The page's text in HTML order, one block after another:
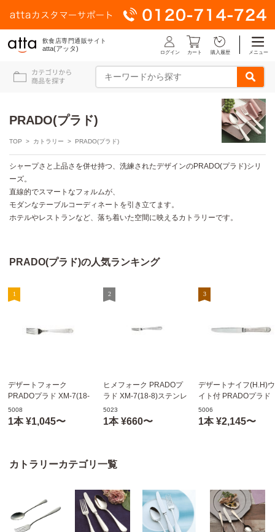
飲食店専門通販サイト
atta(アッタ) ログイン カート 購入履歴 メニュー
PRADO(プラド)
TOP > カトラリー > PRADO(プラド)
シャープさと上品さを併せ持つ、洗練されたデザインのPRADO(プラド)シリ
ーズ。
直線的でスマートなフォルムが、
モダンなテーブルコーディネートを引き立てます。
ホテルやレストランなど、落ち着いた空間に映えるカトラリーです。
PRADO(プラド)の人気ランキング
デザートフォーク
PRADOプラド XM-7(18-
8)ステンレス トーダイの
カトラリー 005008
5008
1本 ¥1,045〜
ヒメフォーク PRADOプ
ラド XM-7(18-8)ステンレ
ス トーダイのカトラリー
005023
5023
1本 ¥660〜
デザートナイフ(H.H)
イト付 PRADOプラド
XM-7(18-8)ステンレス
ーダイのカトラリー
005006
5006
1本 ¥2,145〜
カトラリーカテゴリ一覧